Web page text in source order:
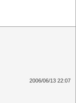
2006/06/13 22:07